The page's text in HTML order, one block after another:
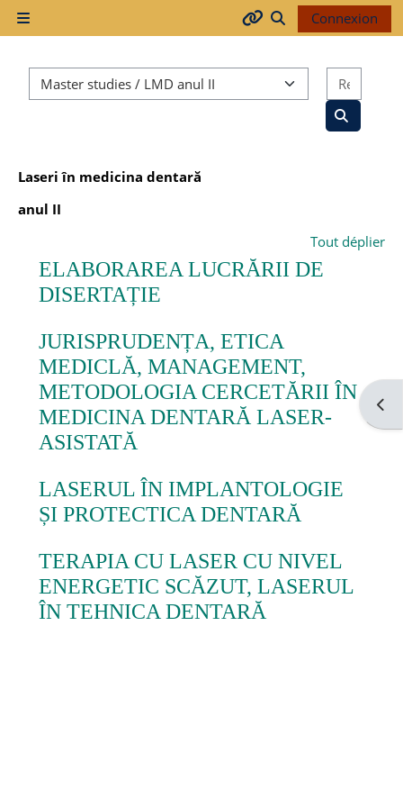
Passer au contenu principal
Panneau latéral
Arhiva
2019
Resurse
generale
Orar
Grupe
Ajutor
Formular
Activer/
Connexion
Catégories de cours
Laseri în medicina dentară
anul II
Tout déplier
ELABORAREA LUCRĂRII DE
DISERTAȚIE
JURISPRUDENȚA, ETICA
MEDICLĂ, MANAGEMENT,
METODOLOGIA CERCETĂRII ÎN
MEDICINA DENTARĂ LASER-
ASISTATĂ
LASERUL ÎN IMPLANTOLOGIE
ȘI PROTECTICA DENTARĂ
TERAPIA CU LASER CU NIVEL
ENERGETIC SCĂZUT, LASERUL
ÎN TEHNICA DENTARĂ